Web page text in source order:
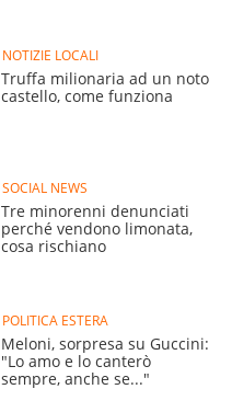
NOTIZIE LOCALI
Truffa milionaria ad un noto
castello, come funziona
SOCIAL NEWS
Tre minorenni denunciati
perché vendono limonata,
cosa rischiano
POLITICA ESTERA
Meloni, sorpresa su Guccini:
"Lo amo e lo canterò
sempre, anche se..."